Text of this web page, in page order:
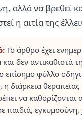
αλλά να βρεθεί
η αιτία της
Το άρθρο έχει
δεν αντικαθιστά
επίσημο φύλλο
η διάρκεια
να καθορίζονται
παιδιά,